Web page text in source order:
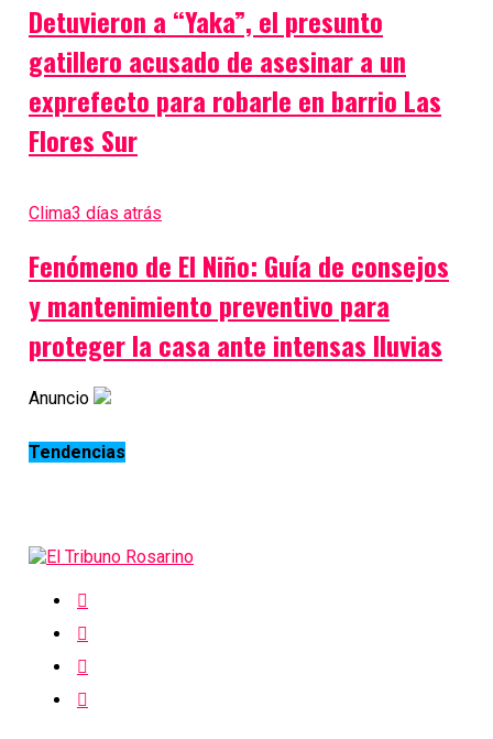
Detuvieron a “Yaka”, el presunto
gatillero acusado de asesinar a un
exprefecto para robarle en barrio Las
Flores Sur
Clima3 días atrás
Fenómeno de El Niño: Guía de consejos
y mantenimiento preventivo para
proteger la casa ante intensas lluvias
Anuncio
Tendencias